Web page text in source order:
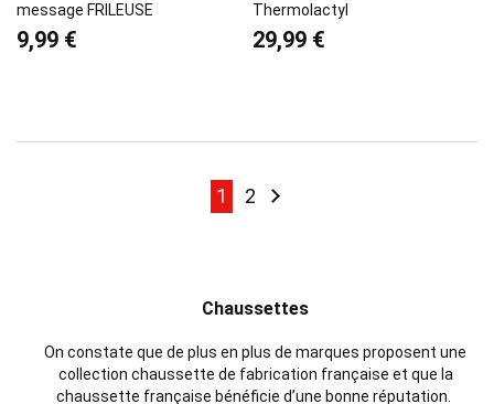
message FRILEUSE
9,99 €
Thermolactyl
29,99 €
Page
Page
1 Page
2 Page
Suivant
Chaussettes
On constate que de plus en plus de marques proposent une
collection chaussette de fabrication française et que la
chaussette française bénéficie d’une bonne réputation.